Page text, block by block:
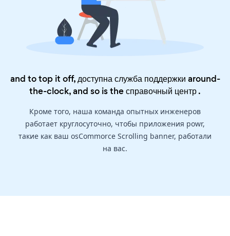
and to top it off, доступна служба поддержки around-
the-clock, and so is theсправочный центр.
Кроме того, наша команда опытных инженеров
работает круглосуточно, чтобы приложения powr,
такие как ваш osCommorce Scrolling banner, работали
на вас.